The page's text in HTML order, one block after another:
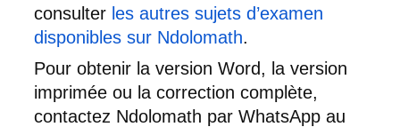
consulter les autres sujets d’examen
disponibles sur Ndolomath.
Pour obtenir la version Word, la version
imprimée ou la correction complète,
contactez Ndolomath par WhatsApp au